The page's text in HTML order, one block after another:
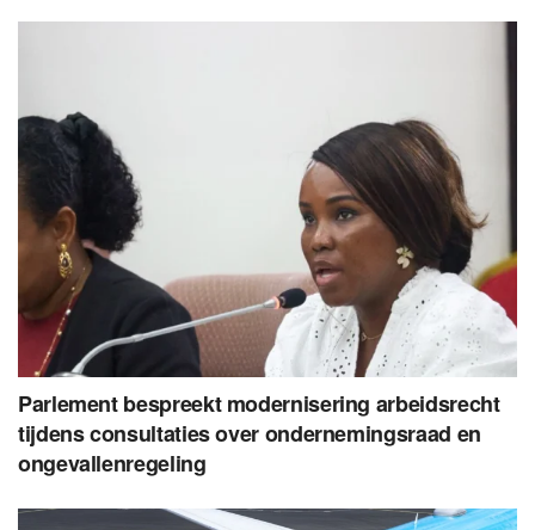
Parlement bespreekt modernisering arbeidsrecht
tijdens consultaties over ondernemingsraad en
ongevallenregeling